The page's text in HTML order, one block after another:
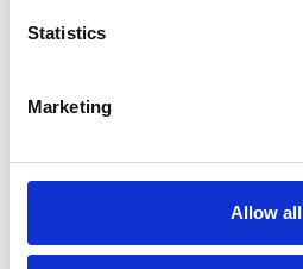
Statistics
Marketing
Allow all
Rozwiązania Microsoft
Technologie jutra